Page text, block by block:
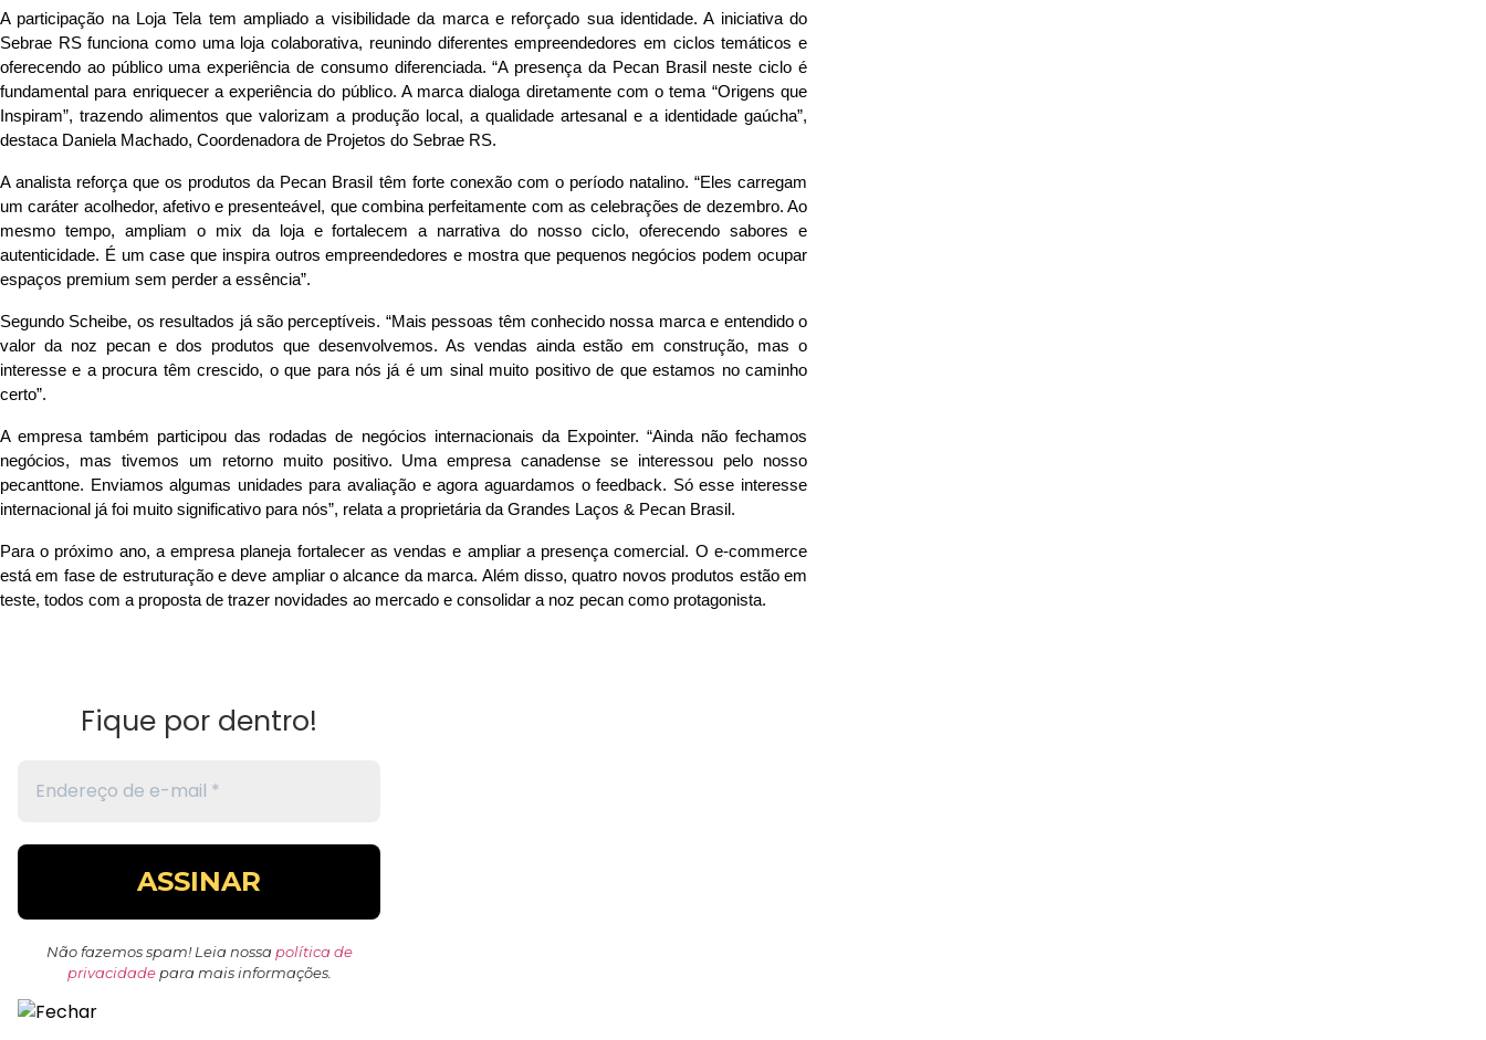
A participação na Loja Tela tem ampliado a visibilidade da marca e reforçado sua identidade. A iniciativa do
Sebrae RS funciona como uma loja colaborativa, reunindo diferentes empreendedores em ciclos temáticos e
oferecendo ao público uma experiência de consumo diferenciada. “A presença da Pecan Brasil neste ciclo é
fundamental para enriquecer a experiência do público. A marca dialoga diretamente com o tema “Origens que
Inspiram”, trazendo alimentos que valorizam a produção local, a qualidade artesanal e a identidade gaúcha”,
destaca Daniela Machado, Coordenadora de Projetos do Sebrae RS.
A analista reforça que os produtos da Pecan Brasil têm forte conexão com o período natalino. “Eles carregam
um caráter acolhedor, afetivo e presenteável, que combina perfeitamente com as celebrações de dezembro. Ao
mesmo tempo, ampliam o mix da loja e fortalecem a narrativa do nosso ciclo, oferecendo sabores e
autenticidade. É um case que inspira outros empreendedores e mostra que pequenos negócios podem ocupar
espaços premium sem perder a essência”.
Segundo Scheibe, os resultados já são perceptíveis. “Mais pessoas têm conhecido nossa marca e entendido o
valor da noz pecan e dos produtos que desenvolvemos. As vendas ainda estão em construção, mas o
interesse e a procura têm crescido, o que para nós já é um sinal muito positivo de que estamos no caminho
certo”.
A empresa também participou das rodadas de negócios internacionais da Expointer. “Ainda não fechamos
negócios, mas tivemos um retorno muito positivo. Uma empresa canadense se interessou pelo nosso
pecanttone. Enviamos algumas unidades para avaliação e agora aguardamos o feedback. Só esse interesse
internacional já foi muito significativo para nós”, relata a proprietária da Grandes Laços & Pecan Brasil.
Para o próximo ano, a empresa planeja fortalecer as vendas e ampliar a presença comercial. O e-commerce
está em fase de estruturação e deve ampliar o alcance da marca. Além disso, quatro novos produtos estão em
teste, todos com a proposta de trazer novidades ao mercado e consolidar a noz pecan como protagonista.
Fique por dentro!
Não fazemos spam! Leia nossa política de
privacidadepara mais informações.